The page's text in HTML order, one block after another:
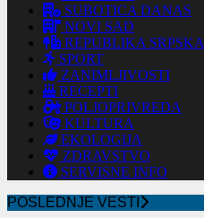
SUBOTICA DANAS
NOVI SAD
REPUBLIKA SRPSKA
SPORT
ZANIMLJIVOSTI
RECEPTI
POLJOPRIVREDA
KULTURA
EKOLOGIJA
ZDRAVSTVO
SERVISNE INFO
POSLEDNJE VESTI